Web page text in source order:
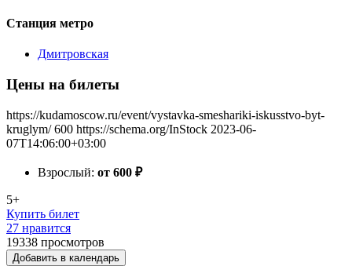
Станция метро
Дмитровская
Цены на билеты
https://kudamoscow.ru/event/vystavka-smeshariki-iskusstvo-byt-
kruglym/ 600 https://schema.org/InStock 2023-06-
07T14:06:00+03:00
Взрослый: от 600 ₽
5+
Купить билет
27 нравится
19338 просмотров
Добавить в календарь